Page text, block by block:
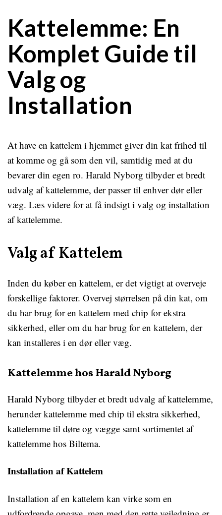
Kattelemme: En
Komplet Guide til
Valg og
Installation
At have en kattelem i hjemmet giver din kat frihed til
at komme og gå som den vil, samtidig med at du
bevarer din egen ro. Harald Nyborg tilbyder et bredt
udvalg af kattelemme, der passer til enhver dør eller
væg. Læs videre for at få indsigt i valg og installation
af kattelemme.
Valg af Kattelem
Inden du køber en kattelem, er det vigtigt at overveje
forskellige faktorer. Overvej størrelsen på din kat, om
du har brug for en kattelem med chip for ekstra
sikkerhed, eller om du har brug for en kattelem, der
kan installeres i en dør eller væg.
Kattelemme hos Harald Nyborg
Harald Nyborg tilbyder et bredt udvalg af kattelemme,
herunder kattelemme med chip til ekstra sikkerhed,
kattelemme til døre og vægge samt sortimentet af
kattelemme hos Biltema.
Installation af Kattelem
Installation af en kattelem kan virke som en